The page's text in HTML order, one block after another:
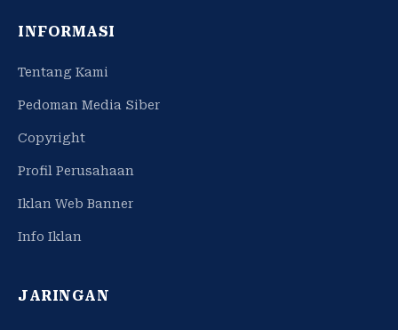
INFORMASI
Tentang Kami
Pedoman Media Siber
Copyright
Profil Perusahaan
Iklan Web Banner
Info Iklan
JARINGAN